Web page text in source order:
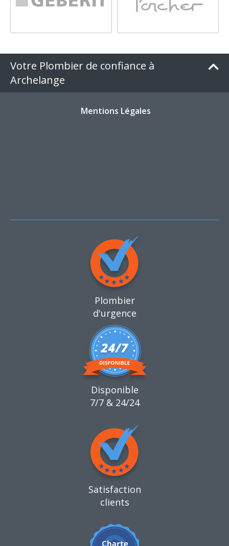
Votre Plombier de confiance à
Archelange
Mentions Légales
Plombier
d'urgence
Disponible
7/7 & 24/24
Satisfaction
clients